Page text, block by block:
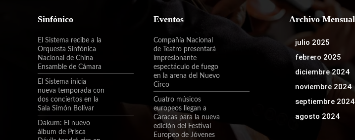
Sinfónico
El Sistema recibe a la
Orquesta Sinfónica
Nacional de China
Ensamble de Cámara
El Sistema inicia
nueva temporada con
dos conciertos en la
Sala Simón Bolívar
Dakum: El nuevo
álbum de Prisca
Eventos
Compañía Nacional
de Teatro presentará
impresionante
espectáculo de fuego
en la arena del Nuevo
Circo
Cuatro músicos
europeos llegan a
Caracas para la nueva
edición del Festival
Europeo de Jóvenes
Archivo Mensual
julio 2025
febrero 2025
diciembre 2024
noviembre 2024
septiembre 2024
agosto 2024